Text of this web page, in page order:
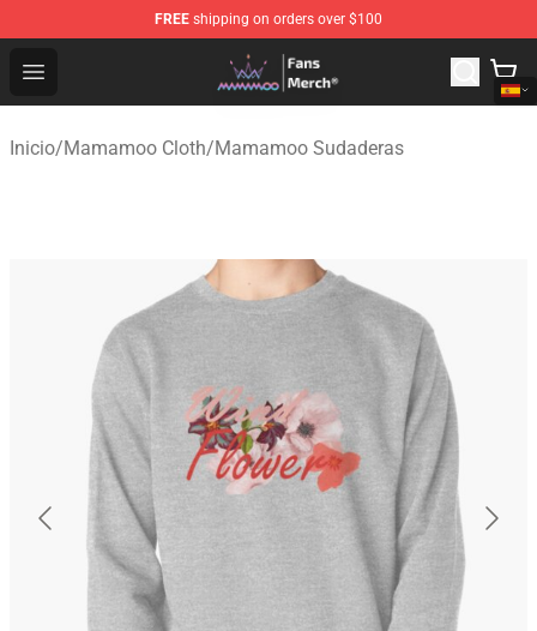
FREE shipping on orders over $100
Open menu
Mamamoo Store - Official Mamamoo Merchandise Shop
Inicio/Mamamoo Cloth/Mamamoo Sudaderas